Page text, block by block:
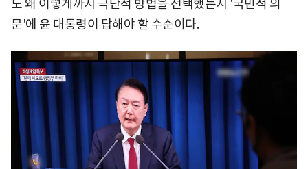
도 왜 이렇게까지 극단적 방법을 선택했는지 '국민적 의
문'에 윤 대통령이 답해야 할 수순이다.